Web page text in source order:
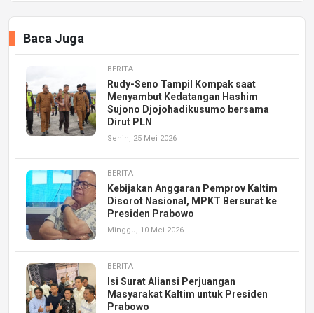
Baca Juga
BERITA
Rudy-Seno Tampil Kompak saat
Menyambut Kedatangan Hashim
Sujono Djojohadikusumo bersama
Dirut PLN
Senin, 25 Mei 2026
BERITA
Kebijakan Anggaran Pemprov Kaltim
Disorot Nasional, MPKT Bersurat ke
Presiden Prabowo
Minggu, 10 Mei 2026
BERITA
Isi Surat Aliansi Perjuangan
Masyarakat Kaltim untuk Presiden
Prabowo